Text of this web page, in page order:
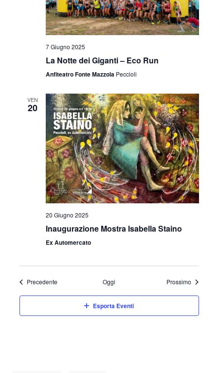
7 Giugno 2025
La Notte dei Giganti – Eco Run
Anfiteatro Fonte Mazzola Peccioli
VEN
20
20 Giugno 2025
Inaugurazione Mostra Isabella Staino
Ex Automercato
PrecedenteEventi Oggi Prossimo Eventi
Esporta Eventi